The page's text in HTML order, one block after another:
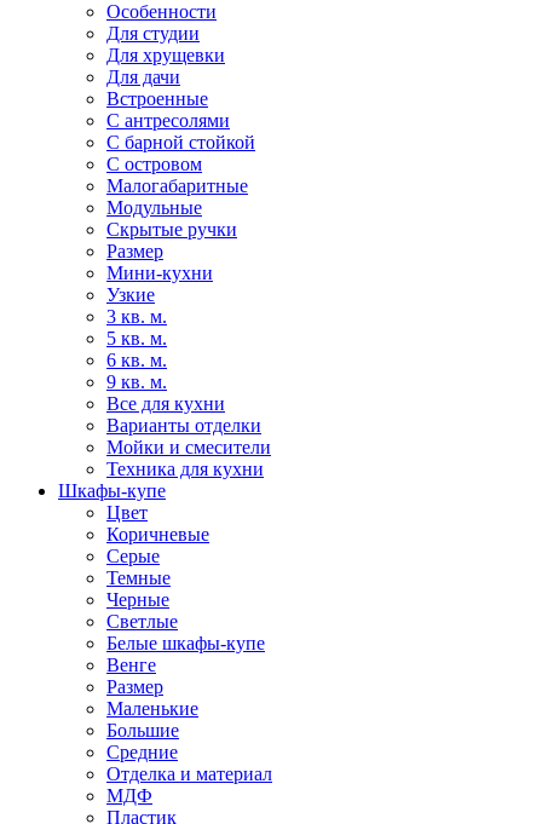
Особенности
Для студии
Для хрущевки
Для дачи
Встроенные
С антресолями
С барной стойкой
С островом
Малогабаритные
Модульные
Скрытые ручки
Размер
Мини-кухни
Узкие
3 кв. м.
5 кв. м.
6 кв. м.
9 кв. м.
Все для кухни
Варианты отделки
Мойки и смесители
Техника для кухни
Шкафы-купе
Цвет
Коричневые
Серые
Темные
Черные
Светлые
Белые шкафы-купе
Венге
Размер
Маленькие
Большие
Средние
Отделка и материал
МДФ
Пластик